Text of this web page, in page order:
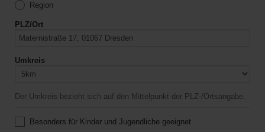
Region
PLZ/Ort
Umkreis
Der Umkreis bezieht sich auf den Mittelpunkt der PLZ-/Ortsangabe.
Besonders für Kinder und Jugendliche geeignet